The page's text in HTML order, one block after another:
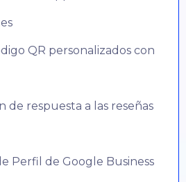
QR personalizados con
de respuesta a las reseñas
Perfil de Google Business